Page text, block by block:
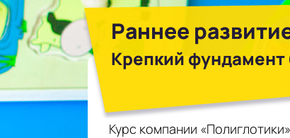
Раннее
Крепкий
Курс компании